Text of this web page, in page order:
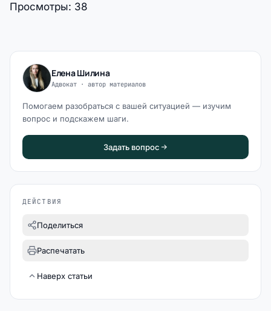
Просмотры: 38
Елена Шилина
Адвокат · автор материалов
Помогаем разобраться с вашей ситуацией — изучим
вопрос и подскажем шаги.
Задать вопрос
ДЕЙСТВИЯ
Поделиться
Распечатать
Наверх статьи